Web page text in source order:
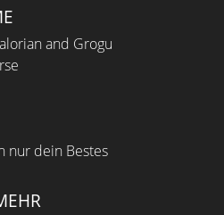
and Grogu
nur dein Bestes